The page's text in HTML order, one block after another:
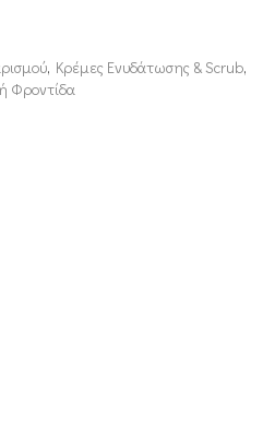
, Κρέμες Ενυδάτωσης & Scrub,
Φροντίδα